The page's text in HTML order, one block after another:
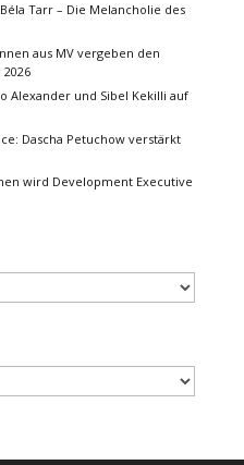
Tarr – Die Melancholie des
aus MV vergeben den
Alexander und Sibel Kekilli auf
Dascha Petuchow verstärkt
wird Development Executive